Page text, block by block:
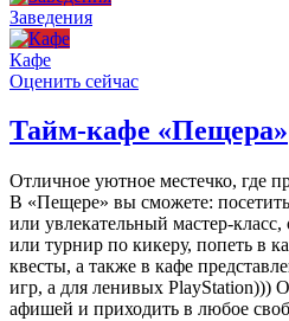
Заведения
Кафе
Оценить сейчас
Тайм-кафе «Пещера»
Отличное уютное местечко, где
В «Пещере» вы сможете:
или увлекательный мастер-
или турнир по кикеру, попеть в
квесты, а также в кафе
игр, а для ленивых PlayStation)))
афишей и приходить в любое